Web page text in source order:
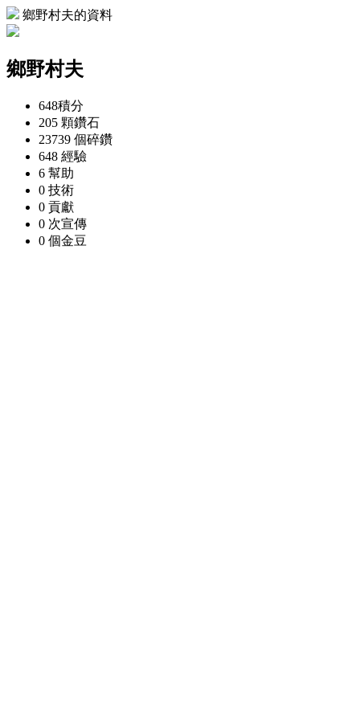
鄉野村夫的資料
鄉野村夫
648積分
205 顆鑽石
23739 個碎鑽
648 經驗
6 幫助
0 技術
0 貢獻
0 次宣傳
0 個金豆